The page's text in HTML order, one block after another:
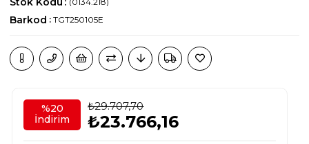
Barkod : TGT250105E
%20
İndirim
₺29.707,70
₺23.766,16